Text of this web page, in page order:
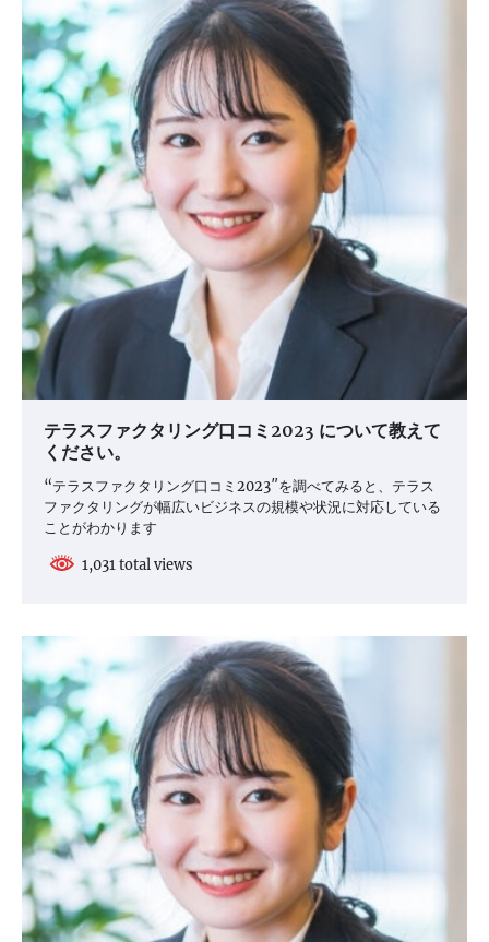
テラスファクタリング口コミ2023 について教えて
ください。
“テラスファクタリング口コミ2023″を調べてみると、テラス
ファクタリングが幅広いビジネスの規模や状況に対応している
ことがわかります
1,031 total views